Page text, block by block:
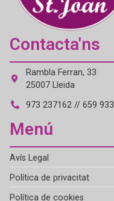
Contacta'ns
Rambla Ferran, 33
25007 Lleida
973 237162 // 659
Menú
Avís Legal
Política de privacitat
Política de cookies